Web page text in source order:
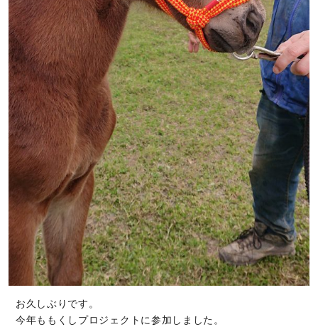
お久しぶりです。
今年ももくしプロジェクトに参加しました。